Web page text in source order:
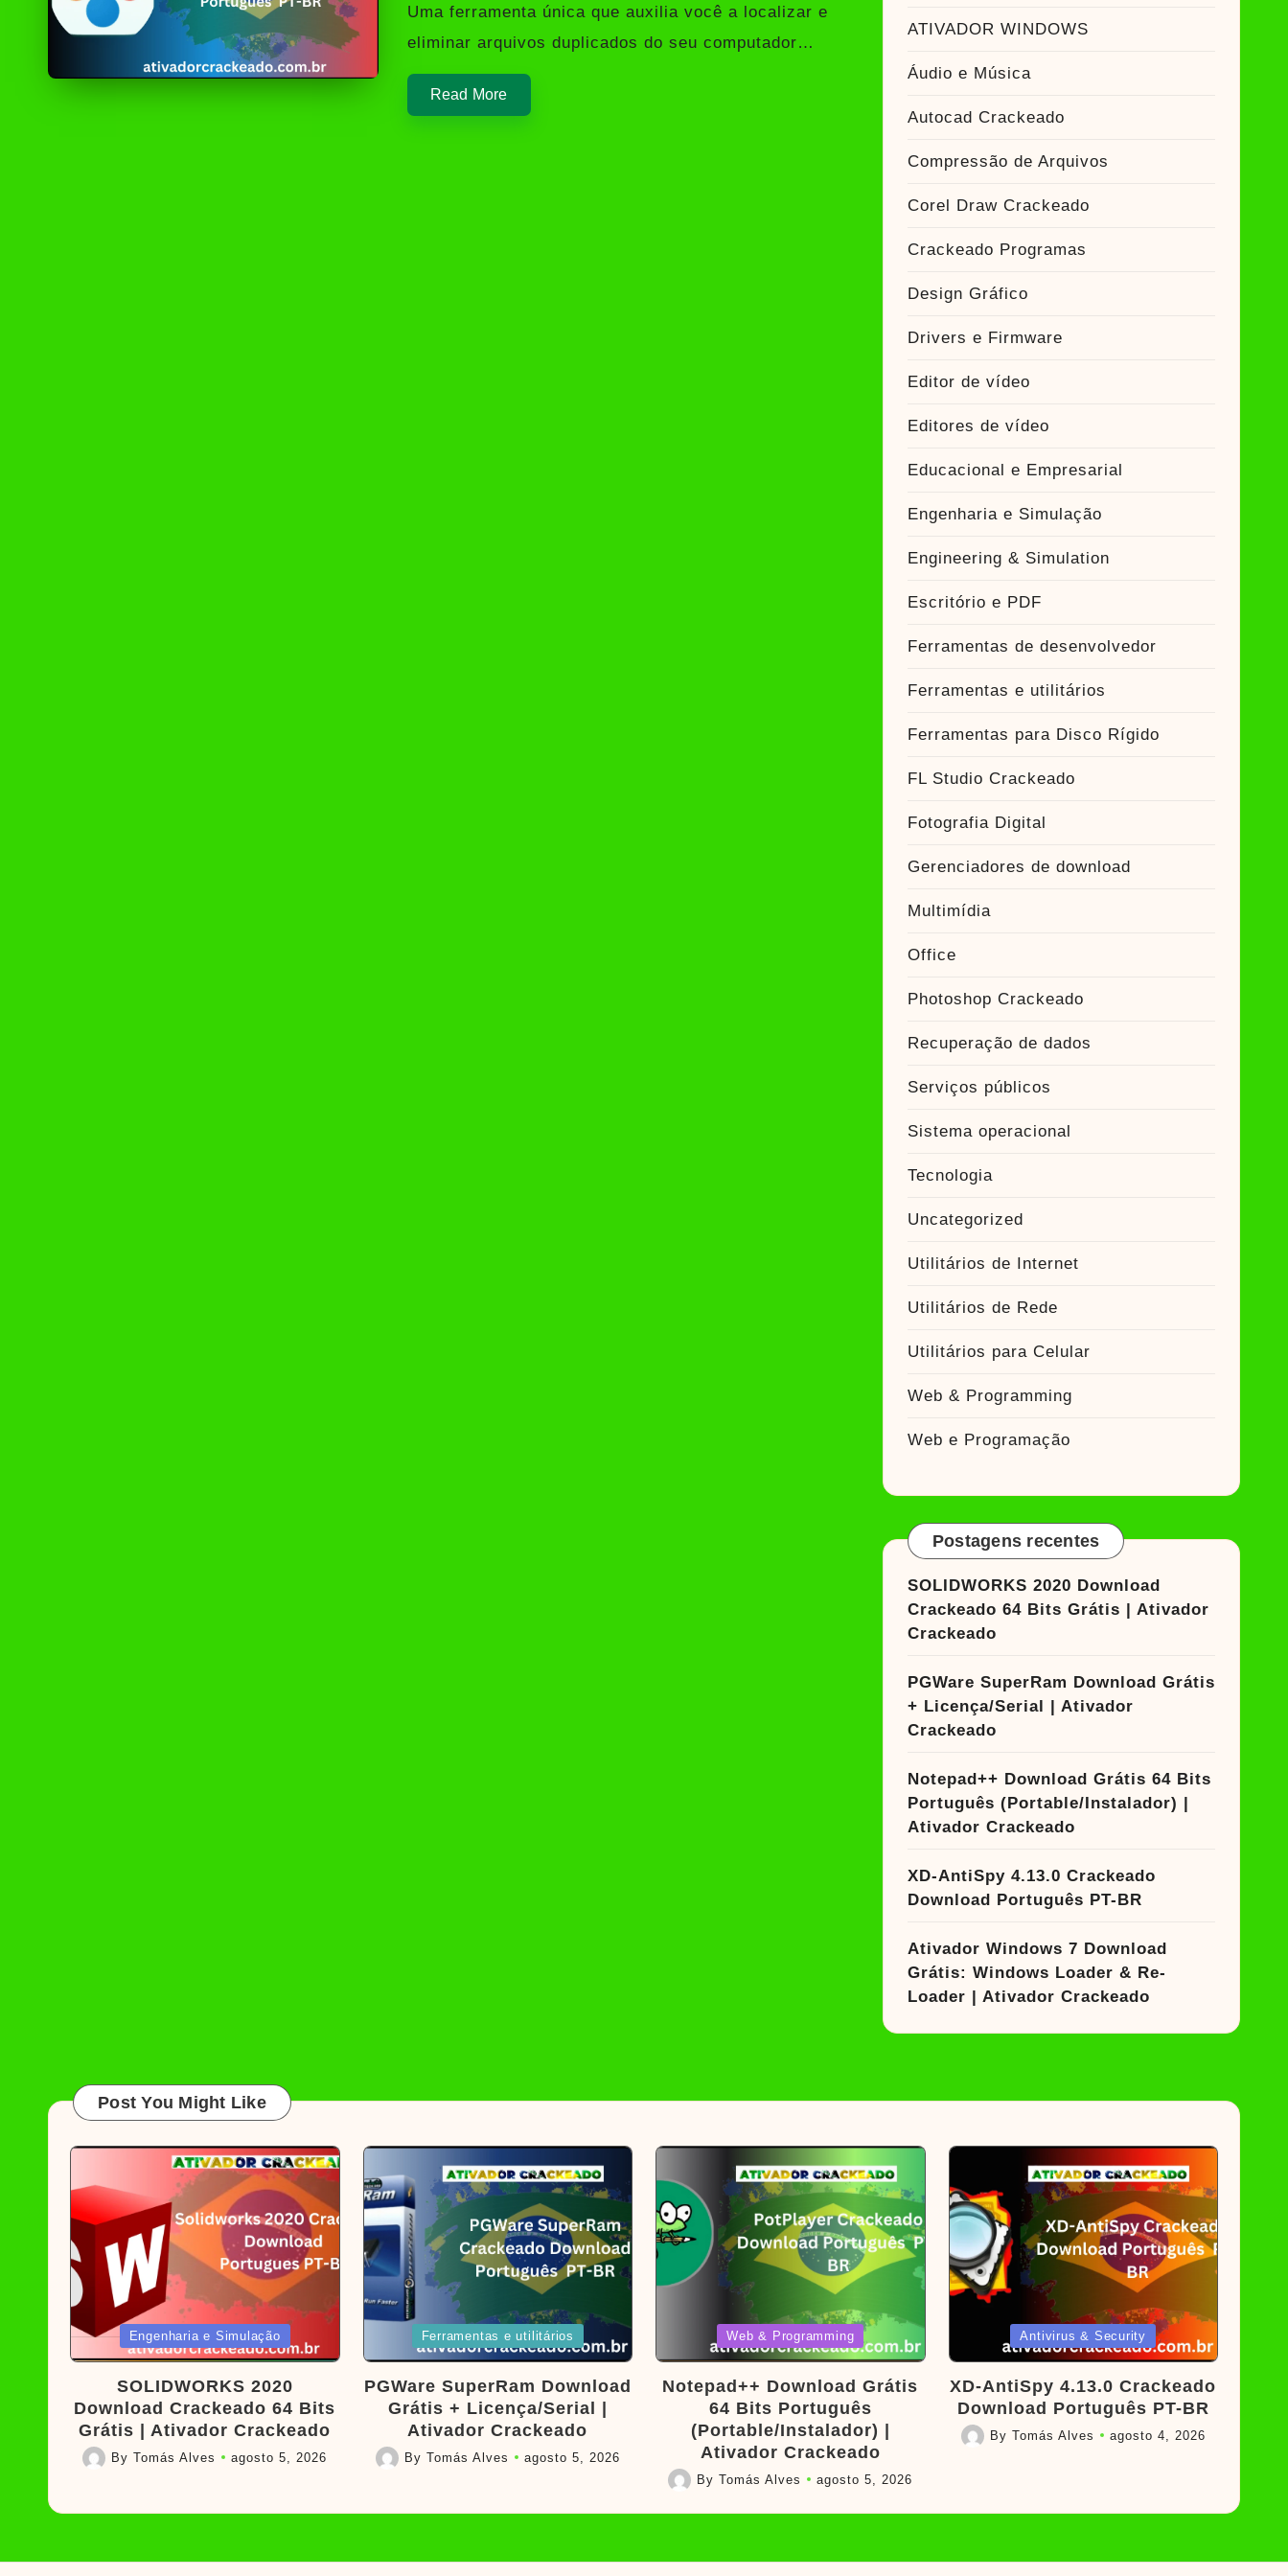
Uma ferramenta única que auxilia você a localizar e
eliminar arquivos duplicados do seu computador…
Read More
ATIVADOR WINDOWS
Áudio e Música
Autocad Crackeado
Compressão de Arquivos
Corel Draw Crackeado
Crackeado Programas
Design Gráfico
Drivers e Firmware
Editor de vídeo
Editores de vídeo
Educacional e Empresarial
Engenharia e Simulação
Engineering & Simulation
Escritório e PDF
Ferramentas de desenvolvedor
Ferramentas e utilitários
Ferramentas para Disco Rígido
FL Studio Crackeado
Fotografia Digital
Gerenciadores de download
Multimídia
Office
Photoshop Crackeado
Recuperação de dados
Serviços públicos
Sistema operacional
Tecnologia
Uncategorized
Utilitários de Internet
Utilitários de Rede
Utilitários para Celular
Web & Programming
Web e Programação
Postagens recentes
SOLIDWORKS 2020 Download
Crackeado 64 Bits Grátis | Ativador
Crackeado
PGWare SuperRam Download Grátis
+ Licença/Serial | Ativador
Crackeado
Notepad++ Download Grátis 64 Bits
Português (Portable/Instalador) |
Ativador Crackeado
XD-AntiSpy 4.13.0 Crackeado
Download Português PT-BR
Ativador Windows 7 Download
Grátis: Windows Loader & Re-
Loader | Ativador Crackeado
Post You Might Like
Posted
in
Engenharia e Simulação
SOLIDWORKS 2020
Download Crackeado 64 Bits
Grátis | Ativador Crackeado
Posted
ByTomás Alves agosto 5, 2026
Posted
in
Ferramentas e utilitários
PGWare SuperRam Download
Grátis + Licença/Serial |
Ativador Crackeado
Posted
By Tomás Alves agosto 5, 2026
in
Web & Programming
Notepad++ Download Grátis
64 Bits Português
(Portable/Instalador) |
Ativador Crackeado
Posted
by
ByTomás Alves agosto 5, 2026
in
Antivirus & Security
XD-AntiSpy 4.13.0 Crackeado
Download Português PT-BR
Posted
By Tomás Alves agosto 4, 2026